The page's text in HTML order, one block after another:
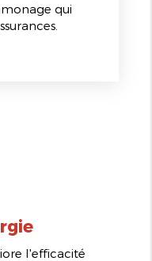
qui
l'efficacité